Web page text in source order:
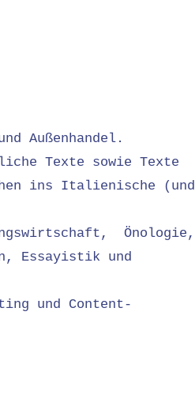
Außenhandel.
Texte sowie Texte
ins Italienische (und
Önologie,
Essayistik und
und Content-